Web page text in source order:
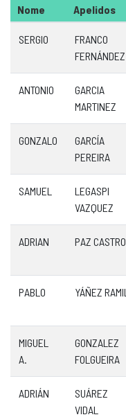
Nome Apelidos
SERGIO
FRANCO
FERNÁNDEZ
ANTONIO
GARCIA
MARTINEZ
GONZALO
GARCÍA
PEREIRA
SAMUEL
LEGASPI
VAZQUEZ
ADRIAN PAZ CASTRO
PABLO YÁÑEZ RAMIL
MIGUEL
A.
GONZALEZ
FOLGUEIRA
ADRIÁN
SUÁREZ
VIDAL